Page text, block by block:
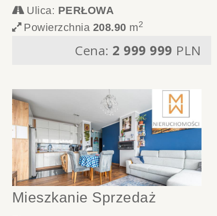
Ulica: PERŁOWA
Powierzchnia 208.90 m2
Cena: 2 999 999 PLN
Mieszkanie Sprzedaż